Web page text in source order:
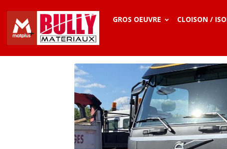
GROS OEUVRE CLOISON /